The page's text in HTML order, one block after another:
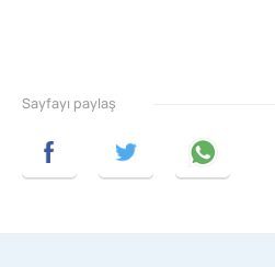
Sayfayı paylaş